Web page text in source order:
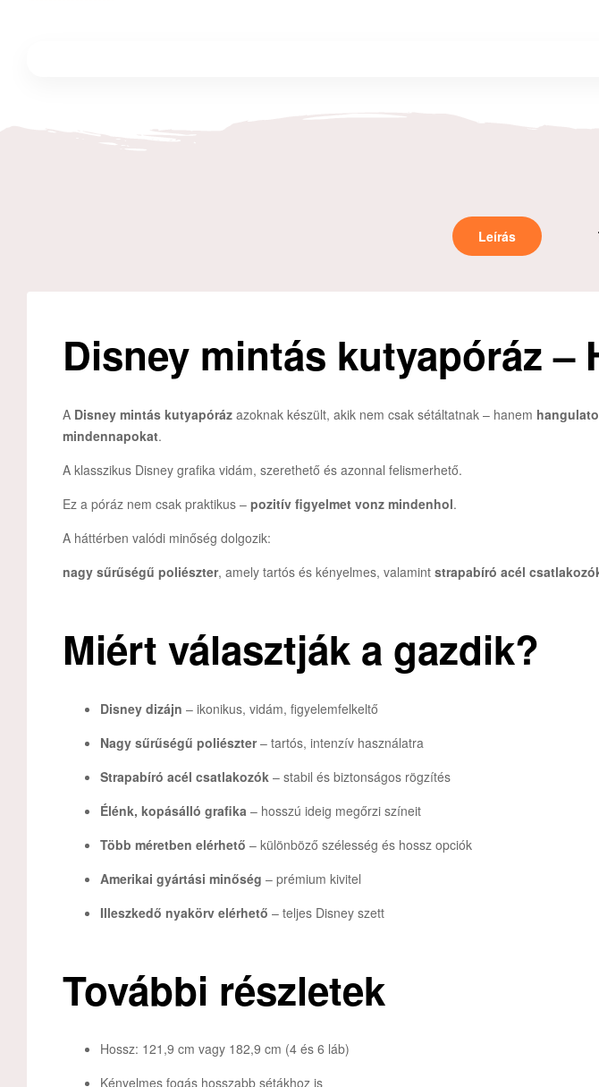
Leírás
Disney mintás kutyapóráz –
A Disney mintás kutyapóráz azoknak készült, akik nem csak sétáltatnak – hanem
mindennapokat.
A klasszikus Disney grafika vidám, szerethető és azonnal felismerhető.
Ez a póráz nem csak praktikus – pozitív figyelmet vonz mindenhol.
A háttérben valódi minőség dolgozik:
nagy sűrűségű poliészter, amely tartós és kényelmes, valamint strapabíró acél
Miért választják a gazdik?
Disney dizájn – ikonikus, vidám, figyelemfelkeltő
Nagy sűrűségű poliészter– tartós, intenzív használatra
Strapabíró acél csatlakozók – stabil és biztonságos rögzítés
Élénk, kopásálló grafika – hosszú ideig megőrzi színeit
Több méretben elérhető – különböző szélesség és hossz opciók
Amerikai gyártási minőség – prémium kivitel
Illeszkedő nyakörv elérhető – teljes Disney szett
További részletek
Hossz: 121,9 cm vagy 182,9 cm (4 és 6 láb)
Kényelmes fogás hosszabb sétákhoz is